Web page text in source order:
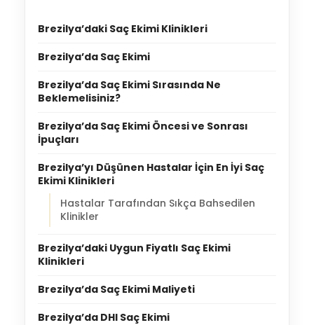
Brezilya’daki Saç Ekimi Klinikleri
Brezilya’da Saç Ekimi
Brezilya’da Saç Ekimi Sırasında Ne
Beklemelisiniz?
Brezilya’da Saç Ekimi Öncesi ve Sonrası
İpuçları
Brezilya’yı Düşünen Hastalar İçin En İyi Saç
Ekimi Klinikleri
Hastalar Tarafından Sıkça Bahsedilen
Klinikler
Brezilya’daki Uygun Fiyatlı Saç Ekimi
Klinikleri
Brezilya’da Saç Ekimi Maliyeti
Brezilya’da DHI Saç Ekimi